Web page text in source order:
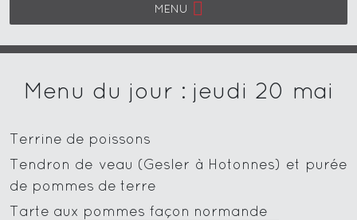
MENU
Menu du jour : jeudi 20 mai
Terrine de poissons
Tendron de veau (Gesler à Hotonnes) et purée
de pommes de terre
Tarte aux pommes façon normande